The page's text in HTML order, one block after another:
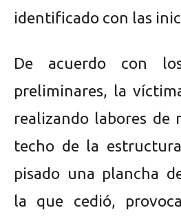
identificado con las
De acuerdo con
preliminares, la
realizando labores de
techo de la
pisado una plancha
la que cedió,